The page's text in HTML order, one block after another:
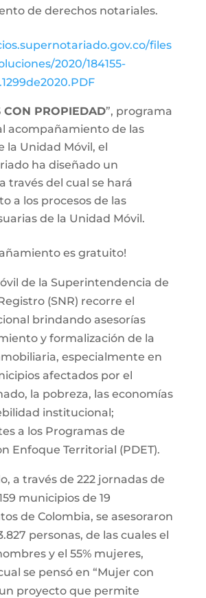
de derechos notariales.
files
2020/184155-
CON PROPIEDAD”, programa
acompañamiento de las
la Unidad Móvil, el
ha diseñado un
través del cual se hará
a los procesos de las
de la Unidad Móvil.
es gratuito!
de la Superintendencia de
(SNR) recorre el
brindando asesorías
y formalización de la
especialmente en
afectados por el
la pobreza, las economías
institucional;
a los Programas de
Enfoque Territorial (PDET).
a través de 222 jornadas de
municipios de 19
de Colombia, se asesoraron
personas, de las cuales el
y el 55% mujeres,
se pensó en “Mujer con
proyecto que permite